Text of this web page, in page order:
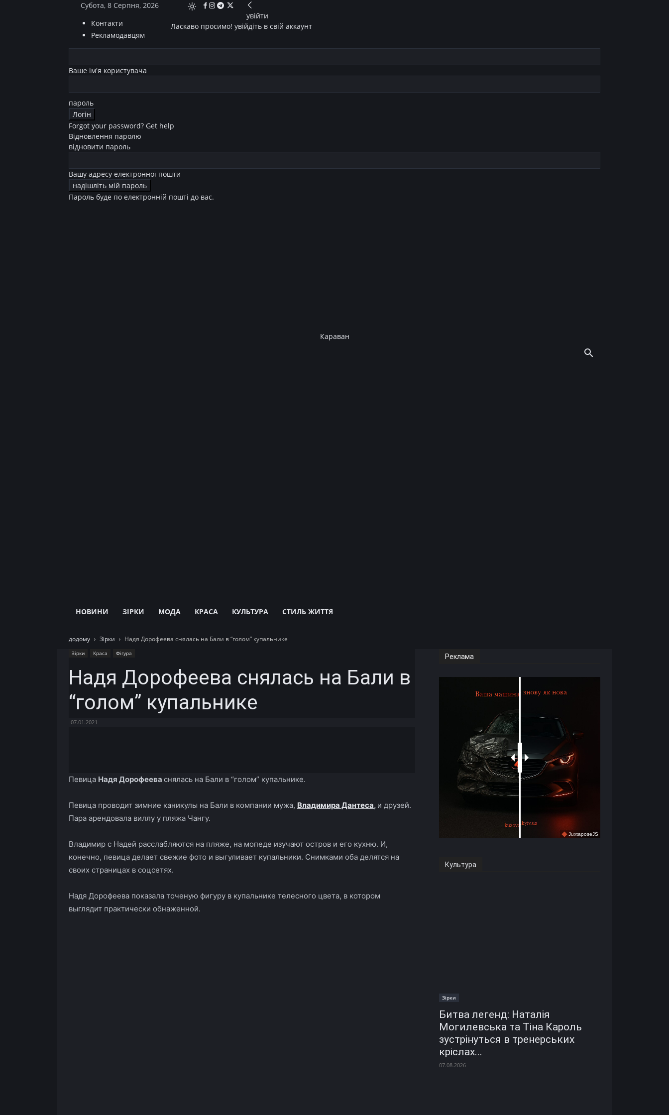
Субота, 8 Серпня, 2026
Контакти
Рекламодавцям
увійти
Ласкаво просимо! увійдіть в свій аккаунт
Ваше ім'я користувача
пароль
Forgot your password? Get help
Відновлення паролю
відновити пароль
Вашу адресу електронної пошти
Пароль буде по електронній пошті до вас.
Караван
НОВИНИ ЗІРКИ МОДА КРАСА КУЛЬТУРА СТИЛЬ ЖИТТЯ
додому Зірки Надя Дорофеева снялась на Бали в “голом” купальнике
Зірки Краса Фігура
Надя Дорофеева снялась на Бали в
“голом” купальнике
07.01.2021
Певица Надя Дорофеева снялась на Бали в “голом” купальнике.
Певица проводит зимние каникулы на Бали в компании мужа, Владимира Дантеса, и друзей.
Пара арендовала виллу у пляжа Чангу.
Владимир с Надей расслабляются на пляже, на мопеде изучают остров и его кухню. И,
конечно, певица делает свежие фото и выгуливает купальники. Снимками оба делятся на
своих страницах в соцсетях.
Надя Дорофеева показала точеную фигуру в купальнике телесного цвета, в котором
выглядит практически обнаженной.
Реклама
JuxtaposeJS
Культура
Зірки
Битва легенд: Наталія
Могилевська та Тіна Кароль
зустрінуться в тренерських
кріслах...
07.08.2026